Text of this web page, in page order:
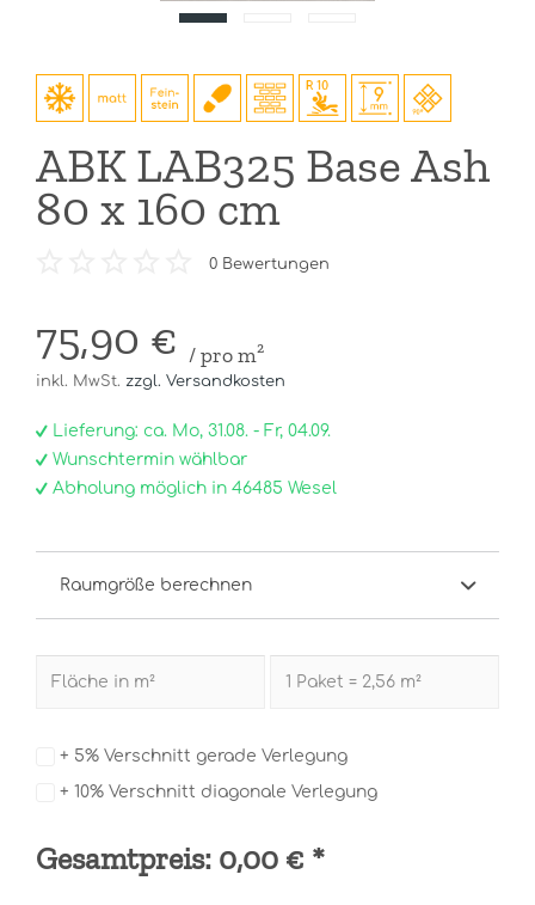
ABK LAB325 Base Ash
80 x 160 cm
0 Bewertungen
75,90 € / pro m²
inkl. MwSt. zzgl. Versandkosten
Lieferung: ca. Mo, 31.08. - Fr, 04.09.
Wunschtermin wählbar
Abholung möglich in 46485 Wesel
Raumgröße berechnen
+ 5% Verschnitt gerade Verlegung
+ 10% Verschnitt diagonale Verlegung
Gesamtpreis: 0,00 € *